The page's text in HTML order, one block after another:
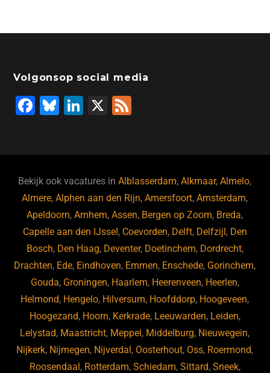
Volgonsop social media
F
b
o
o
k
Bl
ky
Li
dI
n
X
Bekijk ook vacatures inAlblasserdam,Alkmaar,Almelo,
Almere,Alphen aan den Rijn,Amersfoort,Amsterdam,
Apeldoorn,Arnhem,Assen, Bergen op Zoom, Breda,
Capelle aan den IJssel , Coevorden, Delft, Delfzijl , Den
Bosch, Den Haag, Deventer, Doetinchem, Dordrecht,
Drachten, Ede, Eindhoven, Emmen, Enschede, Gorinchem,
Gouda, Groningen, Haarlem, Heerenveen, Heerlen,
Helmond, Hengelo, Hilversum, Hoofddorp, Hoogeveen,
Hoogezand, Hoorn, Kerkrade, Leeuwarden, Leiden,
Lelystad, Maastricht, Meppel , Middelburg, Nieuwegein,
Nijkerk, Nijmegen, Nijverdal , Oosterhout, Oss, Roermond,
Roosendaal , Rotterdam, Schiedam, Sittard, Sneek,